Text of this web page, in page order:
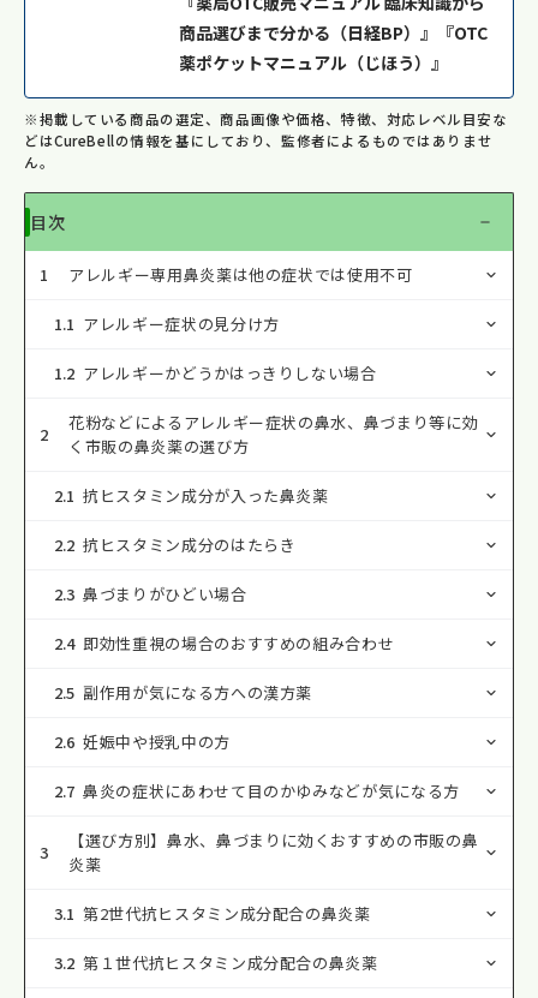
商品選びまで分かる（日経BP）』『OTC
薬ポケットマニュアル（じほう）』
※掲載している商品の選定、商品画像や価格、特徴、対応レベル目安な
どはCureBellの情報を基にしており、監修者によるものではありませ
ん。
目次
1 アレルギー専用鼻炎薬は他の症状では使用不可
1.1 アレルギー症状の見分け方
1.2 アレルギーかどうかはっきりしない場合
2
花粉などによるアレルギー症状の鼻水、鼻づまり等に効
く市販の鼻炎薬の選び方
2.1 抗ヒスタミン成分が入った鼻炎薬
2.2 抗ヒスタミン成分のはたらき
2.3 鼻づまりがひどい場合
2.4 即効性重視の場合のおすすめの組み合わせ
2.5 副作用が気になる方への漢方薬
2.6 妊娠中や授乳中の方
2.7 鼻炎の症状にあわせて目のかゆみなどが気になる方
3
【選び方別】鼻水、鼻づまりに効くおすすめの市販の鼻
炎薬
3.1 第2世代抗ヒスタミン成分配合の鼻炎薬
3.2 第１世代抗ヒスタミン成分配合の鼻炎薬